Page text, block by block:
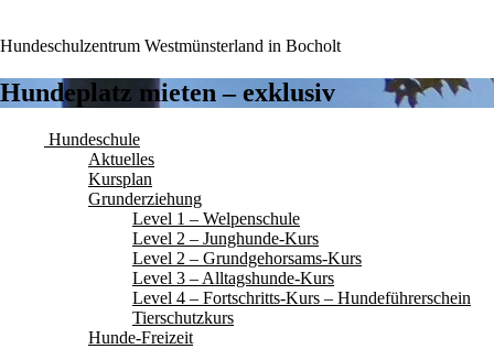
Hundeschulzentrum Westmünsterland in Bocholt
Hundeplatz mieten – exklusiv
Hundeschule
Aktuelles
Kursplan
Grunderziehung
Level 1 – Welpenschule
Level 2 – Junghunde-Kurs
Level 2 – Grundgehorsams-Kurs
Level 3 – Alltagshunde-Kurs
Level 4 – Fortschritts-Kurs – Hundeführerschein
Tierschutzkurs
Hunde-Freizeit